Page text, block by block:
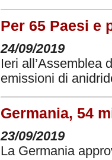
Per 65 Paesi e
24/09/2019
Ieri all’Assemblea
emissioni di
Germania, 54
23/09/2019
La Germania